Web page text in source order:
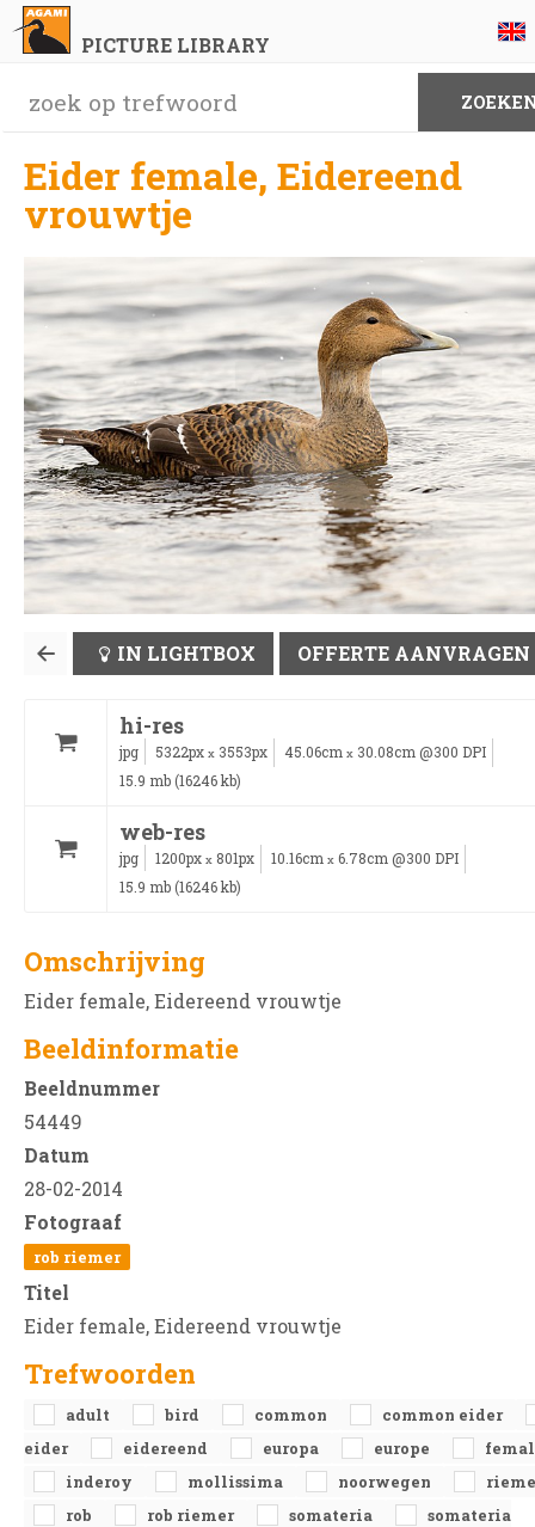
PICTURE LIBRARY
Eider female, Eidereend
vrouwtje
IN LIGHTBOX OFFERTE AANVRAGEN
hi-res
jpg 5322px x 3553px 45.06cm x 30.08cm @300 DPI
15.9 mb (16246 kb)
web-res
jpg 1200px x 801px 10.16cm x 6.78cm @300 DPI
15.9 mb (16246 kb)
Omschrijving
Eider female, Eidereend vrouwtje
Beeldinformatie
Beeldnummer
54449
Datum
28-02-2014
Fotograaf
rob riemer
Titel
Eider female, Eidereend vrouwtje
Trefwoorden
adult bird common
common eider
eider
eidereend europa europe
inderoy
mollissima noorwegen
rob
rob riemer somateria
somateria